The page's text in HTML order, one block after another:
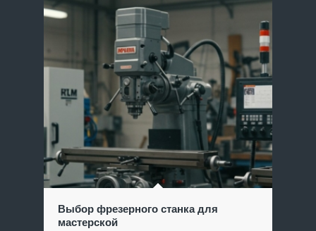
Выбор фрезерного станка для
мастерской